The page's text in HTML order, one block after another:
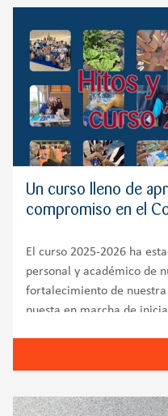
Un curso lleno de
compromiso en el
El curso 2025-2026 ha
personal y académico de
fortalecimiento de
puesta en marcha de